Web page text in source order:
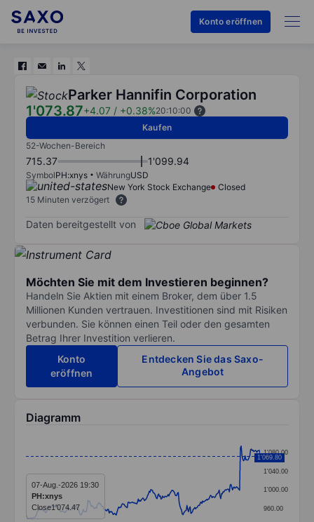
Konto eröffnen
Parker Hannifin Corporation
1'073.87+4.07 / +0.38%20:10:00
Kaufen
52-Wochen-Bereich
715.37 1'099.94
SymbolPH:xnys WährungUSD
New York Stock Exchange
Closed
15 Minuten verzögert
Daten bereitgestellt von
Möchten Sie mit dem Investieren beginnen?
Handeln Sie Aktien mit einem Broker, dem über 1.5
Millionen Kunden vertrauen. Investitionen sind mit Risiken
verbunden. Sie können einen Teil oder den gesamten
Betrag Ihrer Investition verlieren.
Konto
eröffnen
Entdecken Sie das Saxo-
Angebot
Diagramm
The chart has 1 X axis displaying categories.
The chart has 1 Y axis displaying values. Data960.00
1'000.00
1'040.00
1'080.00
1'069.80
07-Aug.-2026 19:30
PH:xnys
Close1'074.47